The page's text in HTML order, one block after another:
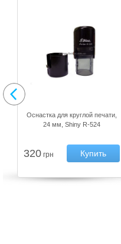
Оснастка для круглой печати,
24 мм, Shiny R-524
320 грн Купить